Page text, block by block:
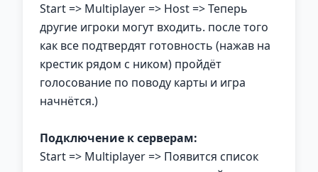
Start => Multiplayer => Host => Теперь
другие игроки могут входить. после того
как все подтвердят готовность (нажав на
крестик рядом с ником) пройдёт
голосование по поводу карты и игра
начнётся.)
Подключение к серверам:
Start => Multiplayer => Появится список